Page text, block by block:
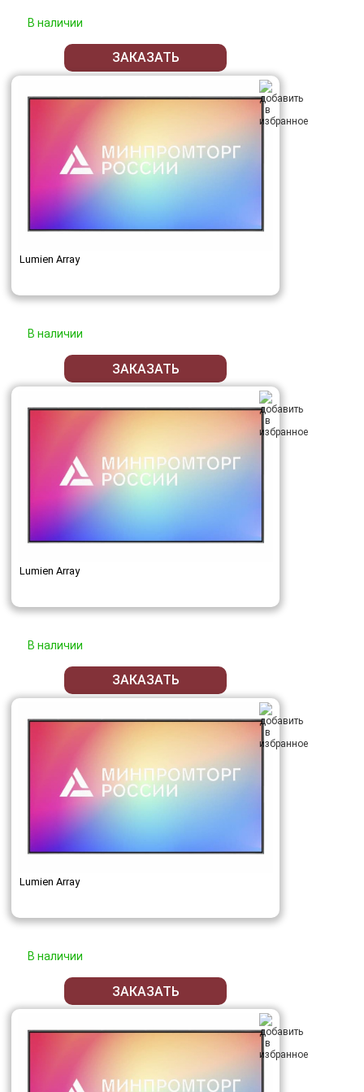
В наличии
ЗАКАЗАТЬ
Lumien Array
В наличии
ЗАКАЗАТЬ
Lumien Array
В наличии
ЗАКАЗАТЬ
Lumien Array
В наличии
ЗАКАЗАТЬ